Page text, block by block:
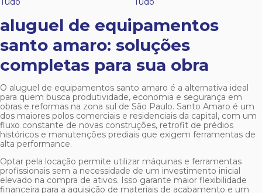
aluguel de equipamentos
santo amaro: soluções
completas para sua obra
O aluguel de equipamentos santo amaro é a alternativa ideal
para quem busca produtividade, economia e segurança em
obras e reformas na zona sul de São Paulo. Santo Amaro é um
dos maiores polos comerciais e residenciais da capital, com um
fluxo constante de novas construções, retrofit de prédios
históricos e manutenções prediais que exigem ferramentas de
alta performance.
Optar pela locação permite utilizar máquinas e ferramentas
profissionais sem a necessidade de um investimento inicial
elevado na compra de ativos. Isso garante maior flexibilidade
financeira para a aquisição de materiais de acabamento e um